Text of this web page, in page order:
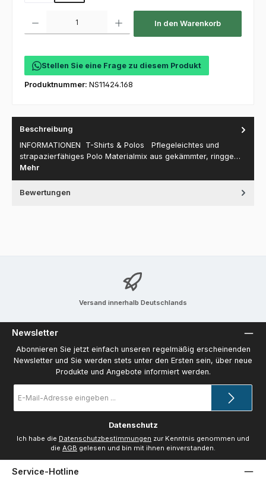
In den Warenkorb
Stellen Sie eine Frage zu diesem Produkt
Produktnummer: NS11424.168
Beschreibung
INFORMATIONEN T-Shirts & Polos Pflegeleichtes und
strapazierfähiges Polo Materialmix aus gekämmter, ringge…
Mehr
Bewertungen
Versand innerhalb Deutschlands
Newsletter
Abonnieren Sie jetzt einfach unseren regelmäßig erscheinenden
Newsletter und Sie werden stets unter den Ersten sein, über neue
Produkte und Angebote informiert werden.
Mail-
Adresse
Datenschutz
Ich habe die Datenschutzbestimmungen zur Kenntnis genommen und
die AGB gelesen und bin mit ihnen einverstanden.
Service-Hotline